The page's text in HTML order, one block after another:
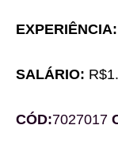
EXPERIÊNCIA:
SALÁRIO: R$1.
CÓD:7027017